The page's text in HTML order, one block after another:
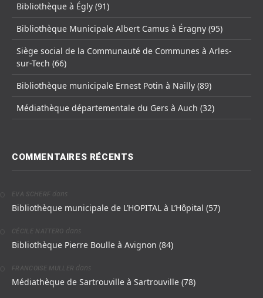
Bibliothèque à Égly (91)
Bibliothèque Municipale Albert Camus à Éragny (95)
Siège social de la Communauté de Communes à Arles-
sur-Tech (66)
Bibliothèque municipale Ernest Potin à Nailly (89)
Médiathèque départementale du Gers à Auch (32)
COMMENTAIRES RÉCENTS
EVA SCHERF dans
Bibliothèque municipale de L’HOPITAL à L’Hôpital (57)
CÉCILE NATTERO dans
Bibliothèque Pierre Boulle à Avignon (84)
FRANCOISE MULLER dans
Médiathèque de Sartrouville à Sartrouville (78)